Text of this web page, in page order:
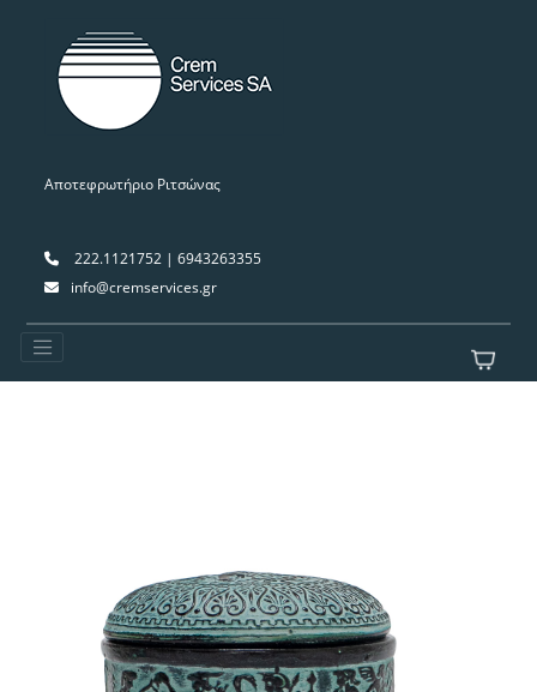
Αποτεφρωτήριο Ριτσώνας
222.1121752 | 6943263355
info@cremservices.gr